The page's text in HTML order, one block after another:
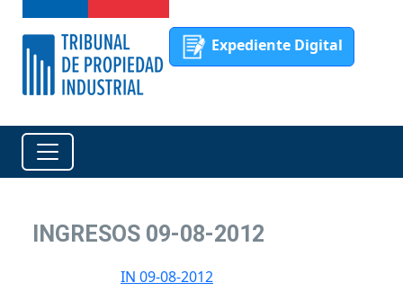
Expediente Digital
INGRESOS 09-08-2012
IN 09-08-2012